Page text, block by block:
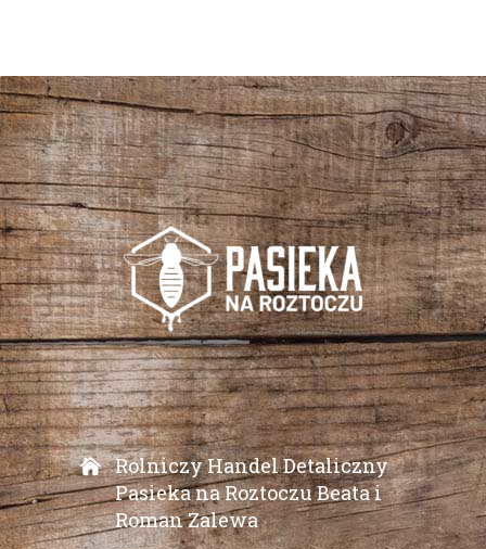
Rolniczy Handel Detaliczny
Pasieka na Roztoczu Beata i
Roman Zalewa